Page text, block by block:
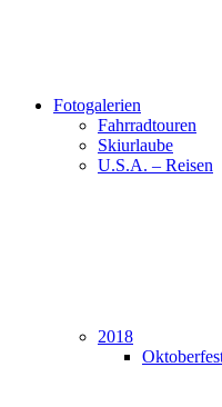
Fotogalerien
Fahrradtouren
Skiurlaube
U.S.A. – Reisen
2018